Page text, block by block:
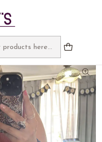
gratis sobre $60.000